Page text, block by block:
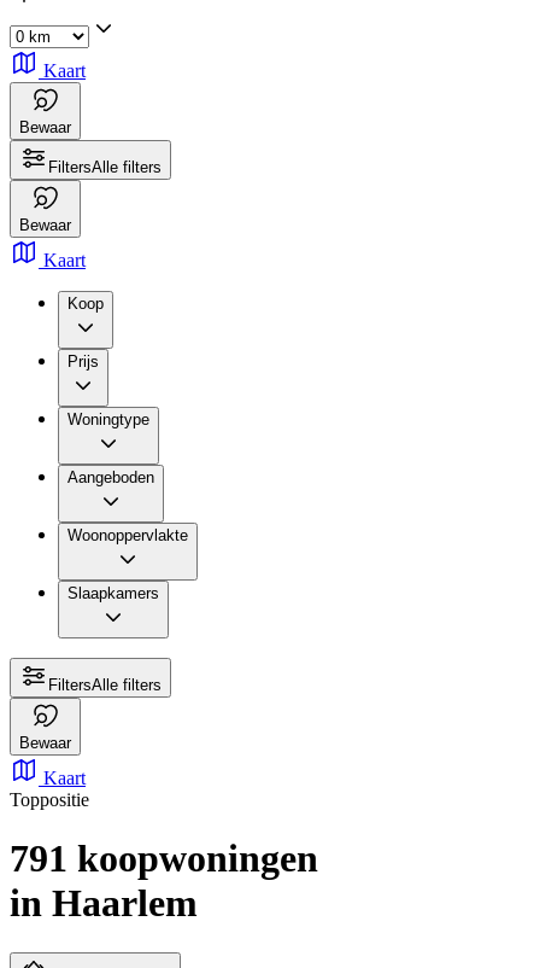
Kaart
Bewaar
FiltersAlle filters
Bewaar
Kaart
Koop
Prijs
Woningtype
Aangeboden
Woonoppervlakte
Slaapkamers
FiltersAlle filters
Bewaar
Kaart
Toppositie
791 koopwoningen
in Haarlem